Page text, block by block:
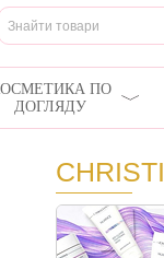
ПО
ДОГЛЯДУ